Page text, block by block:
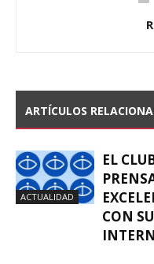
ARTÍCULOS
ACTUALIDAD
EL
CON